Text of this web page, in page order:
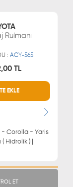
Rulmanı
: ACY-565
TL
EKLE
- Corolla - Yaris
( Hidrolik ) |
HİZMETLERİ
ET